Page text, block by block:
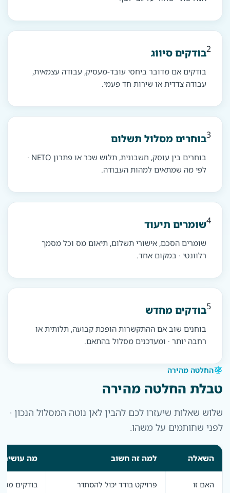
2בודקים סיווג
בודקים אם מדובר ביחסי עובד-מעסיק, עבודה עצמאית,
עבודה צדדית או שירות חד פעמי.
3בוחרים מסלול תשלום
בוחרים בין עוסק, חשבונית, תלוש שכר או פתרון NETO ·
לפי מה שמתאים למהות העבודה.
4שומרים תיעוד
שומרים הסכם, אישורי תשלום, תיאום מס וכל מסמך
רלוונטי · במקום אחד.
5בודקים מחדש
בוחנים שוב אם ההתקשרות הופכת קבועה, תלותית או
רחבה יותר · ומעדכנים מסלול בהתאם.
החלטה מהירה
טבלת החלטה מהירה
שלוש שאלות שיעזרו לכם להבין לאן נוטה המסלול הנכון ·
לפני שחותמים על משהו.
השאלה למה זה חשוב מה עושים
האם זו
פרויקט בודד יכול להסתדר
בודקים